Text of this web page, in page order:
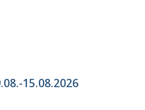
15.08.2026